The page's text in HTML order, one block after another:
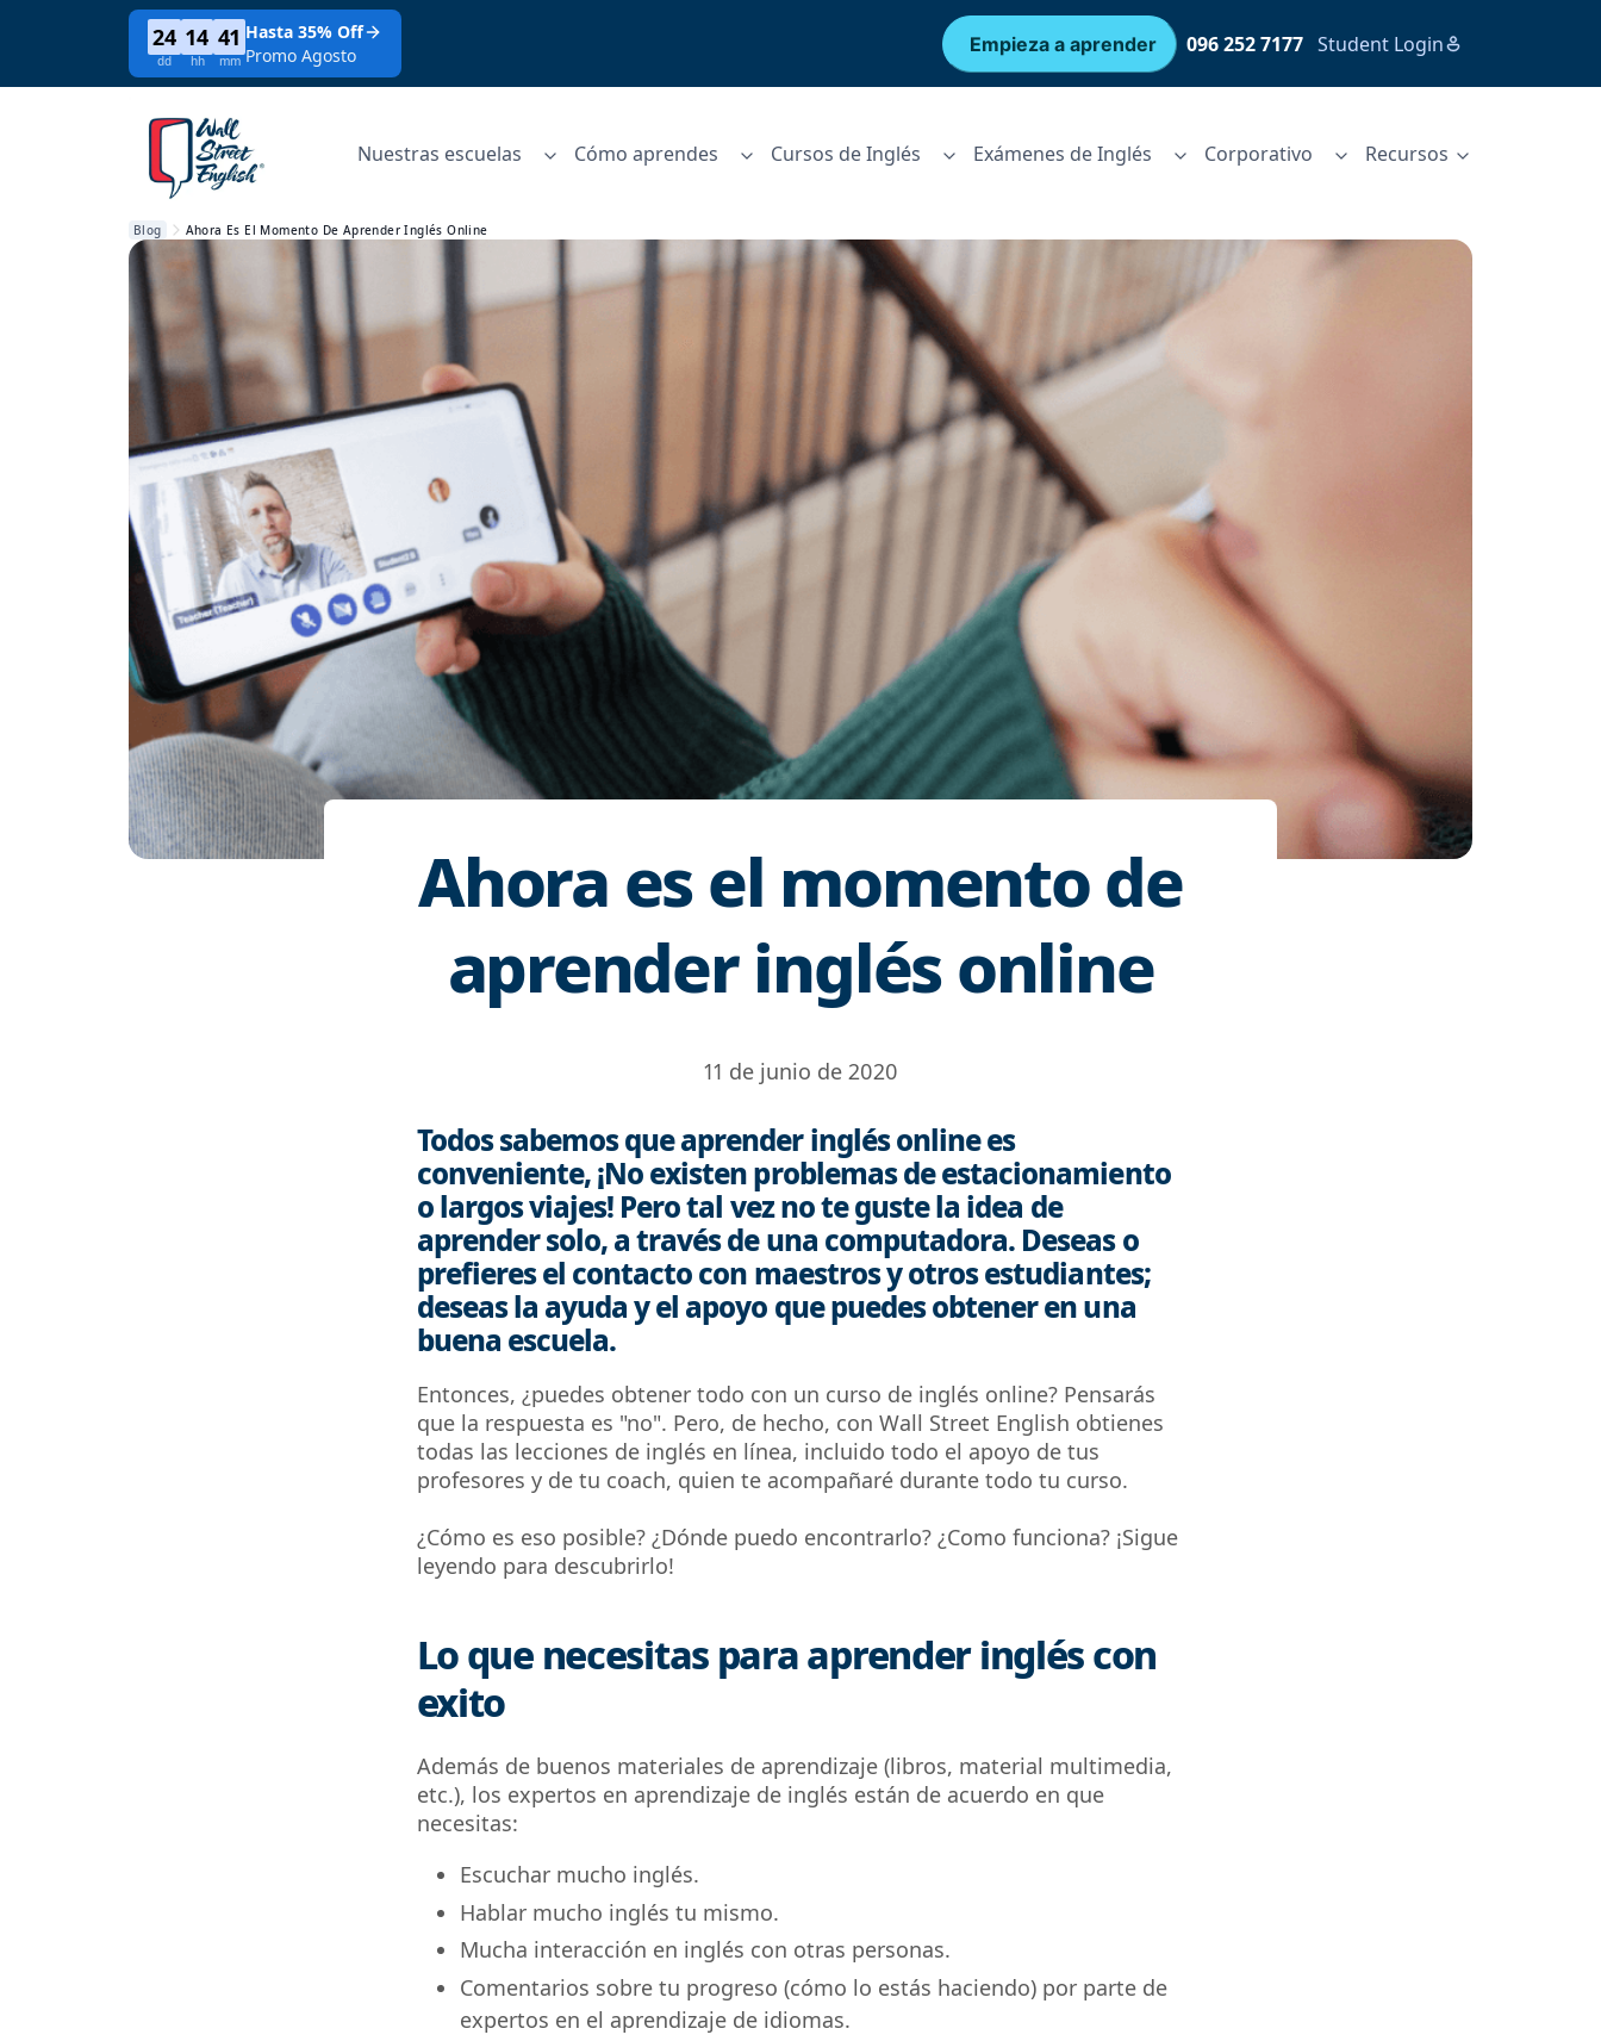
24
dd
14
hh
41
mm
Hasta 35% Off
Promo Agosto
Empieza a aprender 096 252 7177 Student Login
Nuestras escuelas Cómo aprendes Cursos de Inglés Exámenes de Inglés Corporativo Recursos
Blog Ahora Es El Momento De Aprender Inglés Online
Ahora es el momento de
aprender inglés online
11 de junio de 2020
Todos sabemos que aprender inglés online es
conveniente, ¡No existen problemas de estacionamiento
o largos viajes! Pero tal vez no te guste la idea de
aprender solo, a través de una computadora. Deseas o
prefieres el contacto con maestros y otros estudiantes;
deseas la ayuda y el apoyo que puedes obtener en una
buena escuela.
Entonces, ¿puedes obtener todo con un curso de inglés online? Pensarás
que la respuesta es "no". Pero, de hecho, con Wall Street English obtienes
todas las lecciones de inglés en línea, incluido todo el apoyo de tus
profesores y de tu coach, quien te acompañaré durante todo tu curso.
¿Cómo es eso posible? ¿Dónde puedo encontrarlo? ¿Como funciona? ¡Sigue
leyendo para descubrirlo!
Lo que necesitas para aprender inglés con
exito
Además de buenos materiales de aprendizaje (libros, material multimedia,
etc.), los expertos en aprendizaje de inglés están de acuerdo en que
necesitas:
Escuchar mucho inglés.
Hablar mucho inglés tu mismo.
Mucha interacción en inglés con otras personas.
Comentarios sobre tu progreso (cómo lo estás haciendo) por parte de
expertos en el aprendizaje de idiomas.